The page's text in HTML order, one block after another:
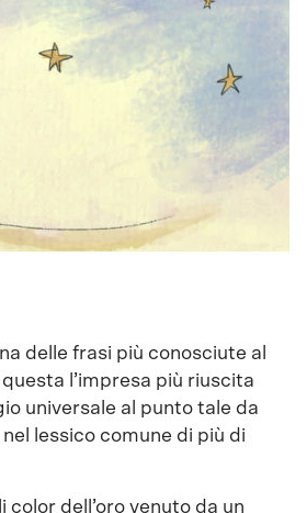
delle frasi più conosciute al
l’impresa più riuscita
universale al punto tale da
lessico comune di più di
dell’oro venuto da un